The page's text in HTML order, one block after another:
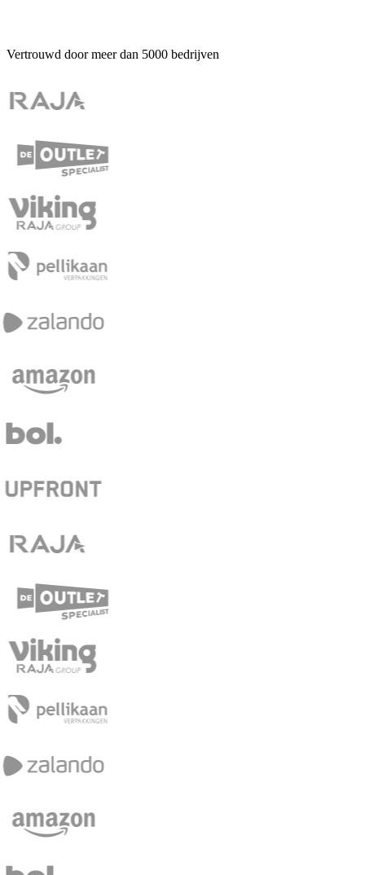
Vertrouwd door meer dan 5000 bedrijven